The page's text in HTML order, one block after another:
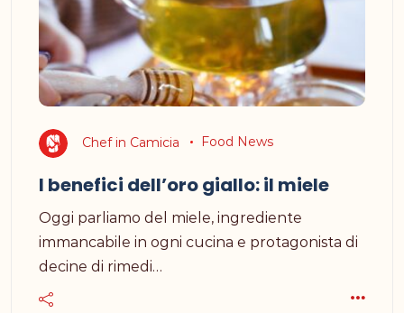
Chef in Camicia Food News
I benefici dell’oro giallo: il miele
Oggi parliamo del miele, ingrediente
immancabile in ogni cucina e protagonista di
decine di rimedi…